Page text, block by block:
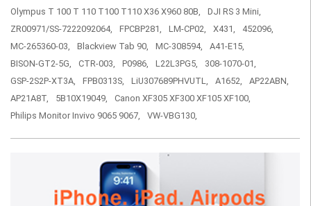
Olympus T 100 T 110 T100 T110 X36 X960 80B,
DJI RS 3 Mini,
ZR00971/SS-7222092064,
FPCBP281, LM-CP02, X431,
452096,
MC-265360-03,
Blackview Tab 90, MC-308594,
A41-E15,
BISON-GT2-5G,
CTR-003, P0986, L22L3PG5,
308-1070-01,
GSP-2S2P-XT3A,
FPB0313S, LiU307689PHVUTL, A1652,
AP22ABN,
AP21A8T,
5B10X19049,
Canon XF305 XF300 XF105 XF100,
Philips Monitor Invivo 9065 9067,
VW-VBG130,